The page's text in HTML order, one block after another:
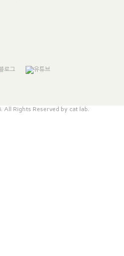
All Rights Reserved by cat lab.